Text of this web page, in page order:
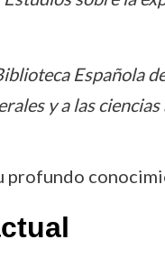
Española
y a las
profundo